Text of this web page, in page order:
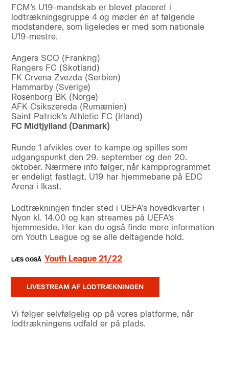
FCM’s U19-mandskab er blevet placeret i
lodtrækningsgruppe 4 og møder én af følgende
modstandere, som ligeledes er med som nationale
U19-mestre.
Angers SCO (Frankrig)
Rangers FC (Skotland)
FK Crvena Zvezda (Serbien)
Hammarby (Sverige)
Rosenborg BK (Norge)
AFK Csikszereda (Rumænien)
Saint Patrick’s Athletic FC (Irland)
FC Midtjylland (Danmark)
Runde 1 afvikles over to kampe og spilles som
udgangspunkt den 29. september og den 20.
oktober. Nærmere info følger, når kampprogrammet
er endeligt fastlagt. U19 har hjemmebane på EDC
Arena i Ikast.
Lodtrækningen finder sted i UEFA’s hovedkvarter i
Nyon kl. 14.00 og kan streames på UEFA’s
hjemmeside. Her kan du også finde mere information
om Youth League og se alle deltagende hold.
Youth League 21/22
LIVESTREAM AF LODTRÆKNINGEN
Vi følger selvfølgelig op på vores platforme, når
lodtrækningens udfald er på plads.